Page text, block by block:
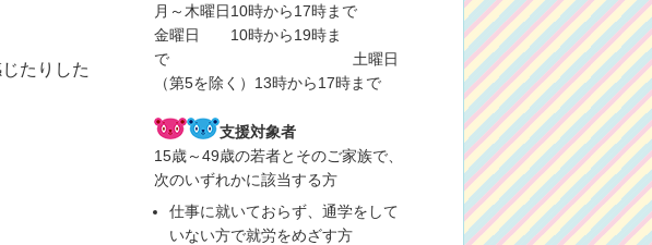
たりした
月～木曜日10時から17時まで
金曜日 10時から19時ま
で 土曜日
（第5を除く）13時から17時まで
支援対象者
15歳～49歳の若者とそのご家族で、
次のいずれかに該当する方
仕事に就いておらず、通学をして
いない方で就労をめざす方